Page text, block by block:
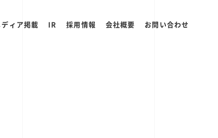
ィア掲載 IR 採用情報 会社概要 お問い合わせ